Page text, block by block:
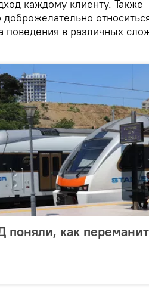
каждому клиенту. Также
поведения в различных
поняли, как